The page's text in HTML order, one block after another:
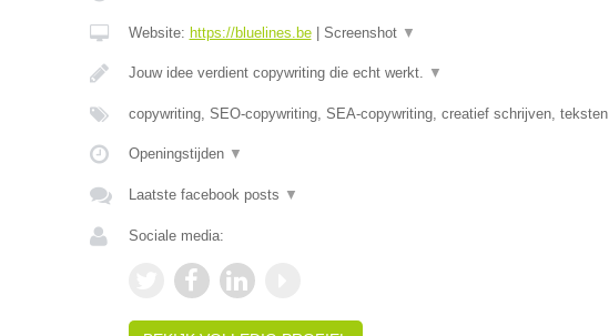
Website: https://bluelines.be| Screenshot ▼
Jouw idee verdient copywriting die echt werkt. ▼
copywriting, SEO-copywriting, SEA-copywriting, creatief schrijven, teksten
Openingstijden ▼
Laatste facebook posts ▼
Sociale media: